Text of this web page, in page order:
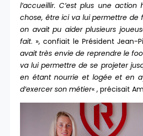
l’accueillir. C’est plus une action
chose, être ici va lui permettre de
on avait pu aider plusieurs
fait. », confiait le Président Jean-
avait très envie de reprendre le
va lui permettre de se projeter
en étant nourrie et logée et en
d’exercer son métier« , précisait